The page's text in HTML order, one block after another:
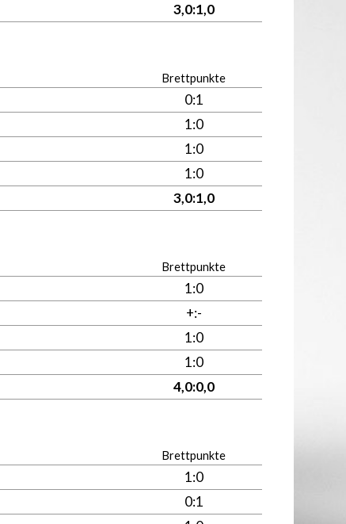
3,0:1,0
Brettpunkte
0:1
1:0
1:0
1:0
3,0:1,0
Brettpunkte
1:0
+:-
1:0
1:0
4,0:0,0
Brettpunkte
1:0
0:1